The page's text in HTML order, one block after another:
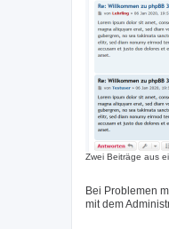
Zwei Beiträge aus
Bei Problemen
mit dem